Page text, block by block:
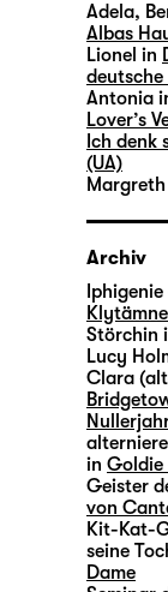
Adela,
Albas
Lionel in
deutsche
Antonia
Lover’s
Ich denk
(UA)
Archiv
Störchin
Lucy
Clara
in Goldie
Geister
von
Kit-Kat-
seine
Dame